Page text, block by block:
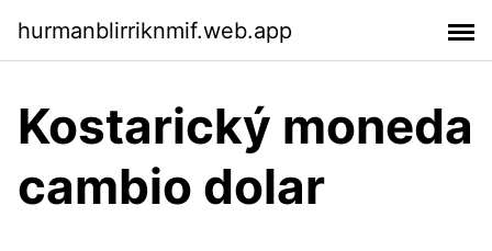
hurmanblirriknmif.web.app
Kostarický moneda
cambio dolar